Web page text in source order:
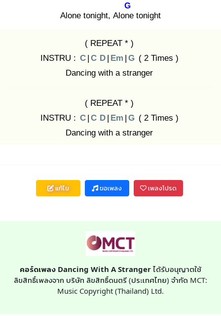
Alone tonight, Alone
G
tonight
( REPEAT * )
INSTRU : C | C D | Em | G ( 2 Times )
Dancing with a stranger
( REPEAT * )
INSTRU : C | C D | Em | G ( 2 Times )
Dancing with a stranger
แก้ไข ขอเพลง เพลงโปรด
คอร์ดเพลง Dancing With A Stranger ได้รับอนุญาตใช้
ลิขสิทธิ์เพลงจาก บริษัท ลิขสิทธิ์ดนตรี (ประเทศไทย) จำกัด MCT:
Music Copyright (Thailand) Ltd.